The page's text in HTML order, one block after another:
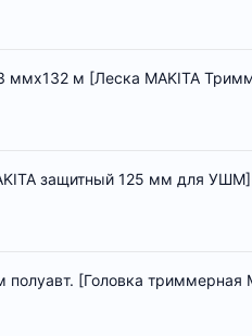
ммх132 м [Леска MAKITA
защитный 125 мм для УШМ]
[Головка триммерная